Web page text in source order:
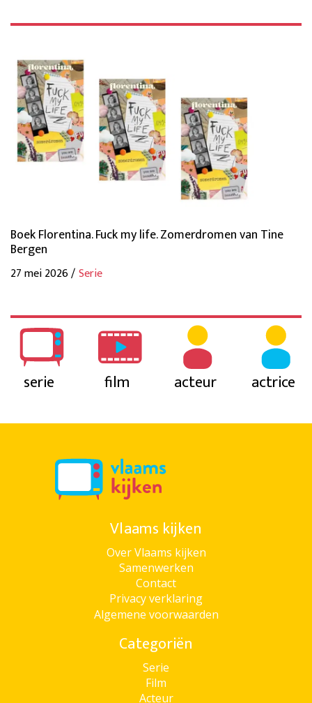
Boek Florentina. Fuck my life. Zomerdromen van Tine
Bergen
27 mei 2026 /Serie
serie film acteur actrice
Vlaams kijken
Over Vlaams kijken
Samenwerken
Contact
Privacy verklaring
Algemene voorwaarden
Categoriën
Serie
Film
Acteur